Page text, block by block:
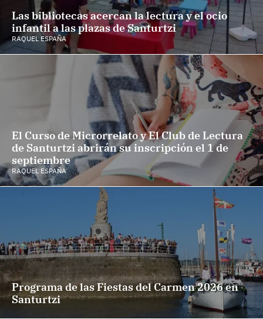
Las bibliotecas acercan la lectura y el ocio
infantil a las plazas de Santurtzi
RAQUEL ESPAÑA
El Curso de Microrrelato y El Club de Lectura
de Santurtzi abrirán su inscripción el 1 de
septiembre
RAQUEL ESPAÑA
Programa de las Fiestas del Carmen 2026 en
Santurtzi